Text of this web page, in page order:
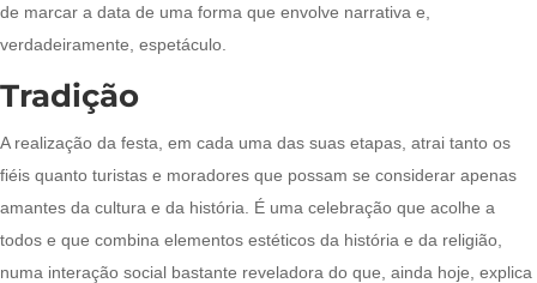
de marcar a data de uma forma que envolve narrativa e,
verdadeiramente, espetáculo.
Tradição
A realização da festa, em cada uma das suas etapas, atrai tanto os
fiéis quanto turistas e moradores que possam se considerar apenas
amantes da cultura e da história. É uma celebração que acolhe a
todos e que combina elementos estéticos da história e da religião,
numa interação social bastante reveladora do que, ainda hoje, explica